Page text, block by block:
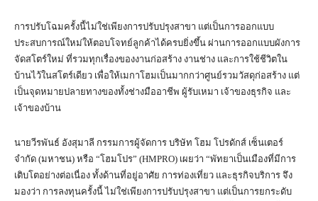
การปรับโฉมครั้งนี้ไม่ใช่เพียงการปรับปรุงสาขา แต่เป็นการออกแบบ
ประสบการณ์ใหม่ให้ตอบโจทย์ลูกค้าได้ครบยิ่งขึ้น ผ่านการออกแบบผังการ
จัดสโตร์ใหม่ ที่รวมทุกเรื่องของงานก่อสร้าง งานช่าง และการใช้ชีวิตใน
บ้านไว้ในสโตร์เดียว เพื่อให้เมกาโฮมเป็นมากกว่าศูนย์รวมวัสดุก่อสร้าง แต่
เป็นจุดหมายปลายทางของทั้งช่างมืออาชีพ ผู้รับเหมา เจ้าของธุรกิจ และ
เจ้าของบ้าน
นายวีรพันธ์ อังสุมาลี กรรมการผู้จัดการ บริษัท โฮม โปรดักส์ เซ็นเตอร์
จำกัด (มหาชน) หรือ “โฮมโปร” (HMPRO) เผยว่า “พัทยาเป็นเมืองที่มีการ
เติบโตอย่างต่อเนื่อง ทั้งด้านที่อยู่อาศัย การท่องเที่ยว และธุรกิจบริการ จึง
มองว่า การลงทุนครั้งนี้ ไม่ใช่เพียงการปรับปรุงสาขา แต่เป็นการยกระดับ